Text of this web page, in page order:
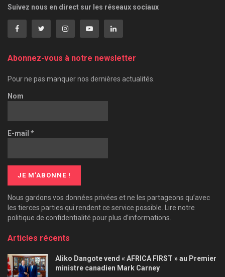
Suivez nous en direct sur les réseaux sociaux
Abonnez-vous à notre newsletter
Pour ne pas manquer nos dernières actualités.
Nom
E-mail *
Nous gardons vos données privées et ne les partageons qu’avec
les tierces parties qui rendent ce service possible. Lire notre
politique de confidentialité pour plus d’informations.
Articles récents
Aliko Dangote vend « AFRICA FIRST » au Premier
ministre canadien Mark Carney